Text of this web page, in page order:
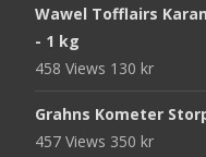
Wawel Tofflairs
- 1 kg
458 Views 130 kr
Grahns Kometer
457 Views 350 kr